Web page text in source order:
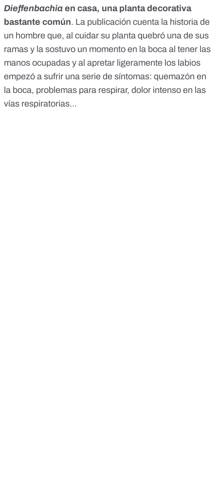
Dieffenbachia en casa, una planta decorativa
bastante común. La publicación cuenta la historia de
un hombre que, al cuidar su planta quebró una de sus
ramas y la sostuvo un momento en la boca al tener las
manos ocupadas y al apretar ligeramente los labios
empezó a sufrir una serie de síntomas: quemazón en
la boca, problemas para respirar, dolor intenso en las
vías respiratorias...